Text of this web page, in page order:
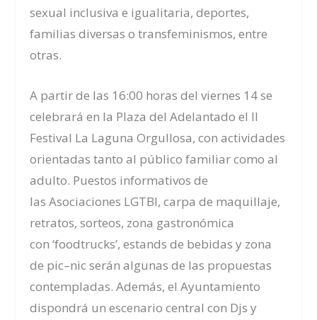
sexual inclusiva e igualitaria, deportes,
familias diversas o transfeminismos, entre
otras.
A partir de las 16:00 horas del viernes 14 se
celebrará en la Plaza del Adelantado el II
Festival La Laguna Orgullosa, con actividades
orientadas tanto al público familiar como al
adulto. Puestos informativos de
lasAsociaciones LGTBI, carpa de maquillaje,
retratos, sorteos, zona gastronómica
con‘foodtrucks’,estands de bebidas y zona
de pic–nic serán algunas de las propuestas
contempladas. Además, el Ayuntamiento
dispondrá un escenario central con Djs y